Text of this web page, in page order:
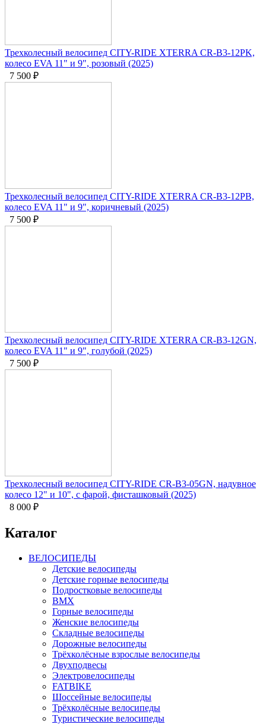
Трехколесный велосипед CITY-RIDE XTERRA CR-B3-12PK,
колесо EVA 11" и 9", розовый (2025)
7 500 ₽
Трехколесный велосипед CITY-RIDE XTERRA CR-B3-12PB,
колесо EVA 11" и 9", коричневый (2025)
7 500 ₽
Трехколесный велосипед CITY-RIDE XTERRA CR-B3-12GN,
колесо EVA 11" и 9", голубой (2025)
7 500 ₽
Трехколесный велосипед CITY-RIDE CR-B3-05GN, надувное
колесо 12" и 10", с фарой, фисташковый (2025)
8 000 ₽
Каталог
ВЕЛОСИПЕДЫ
Детские велосипеды
Детские горные велосипеды
Подростковые велосипеды
BMX
Горные велосипеды
Женские велосипеды
Складные велосипеды
Дорожные велосипеды
Трёхколёсные взрослые велосипеды
Двухподвесы
Электровелосипеды
FATBIKE
Шоссейные велосипеды
Трёхколёсные велосипеды
Туристические велосипеды